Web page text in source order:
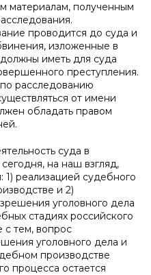
материалам, полученным
проводится до суда и
изложенные в
иметь для суда
преступления.
расследованию
от имени
обладать правом
суда в
на наш взгляд,
1) реализацией судебного
и 2)
уголовного дела
стадиях российского
с тем, вопрос
уголовного дела и
производстве
процесса остается